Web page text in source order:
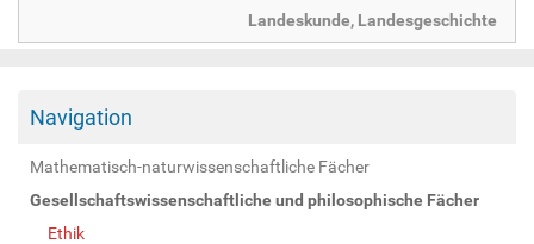
Landeskunde, Landesgeschichte
Navigation
Mathematisch-naturwissenschaftliche Fächer
Gesellschaftswissenschaftliche und philosophische Fächer
Ethik